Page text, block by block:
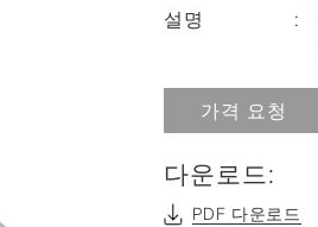
설명
:
가격 요청
다운로드:
PDF 다운로드